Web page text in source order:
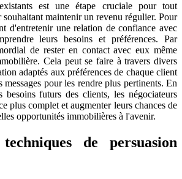
est une étape cruciale pour tout
maintenir un revenu régulier. Pour
d'entretenir une relation de confiance avec
leurs besoins et préférences. Par
de rester en contact avec eux même
Cela peut se faire à travers divers
adaptés aux préférences de chaque client
messages pour les rendre plus pertinents. En
futurs des clients, les négociateurs
plus complet et augmenter leurs chances de
opportunités immobilières à l'avenir.
de persuasion